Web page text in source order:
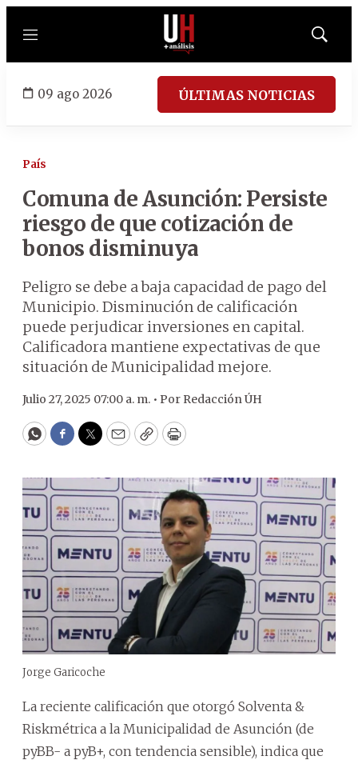
Menú
Mostrar
09 ago 2026 ÚLTIMAS NOTICIAS
País
Comuna de Asunción: Persiste
riesgo de que cotización de
bonos disminuya
Peligro se debe a baja capacidad de pago del
Municipio. Disminución de calificación
puede perjudicar inversiones en capital.
Calificadora mantiene expectativas de que
situación de Municipalidad mejore.
Julio 27, 2025 07:00 a. m. • Por Redacción ÚH
WhatsApp
Facebook
Twitter
EmailCopyPrint
Jorge Garicoche
La reciente calificación que otorgó Solventa &
Riskmétrica a la Municipalidad de Asunción (de
pyBB- a pyB+, con tendencia sensible), indica que